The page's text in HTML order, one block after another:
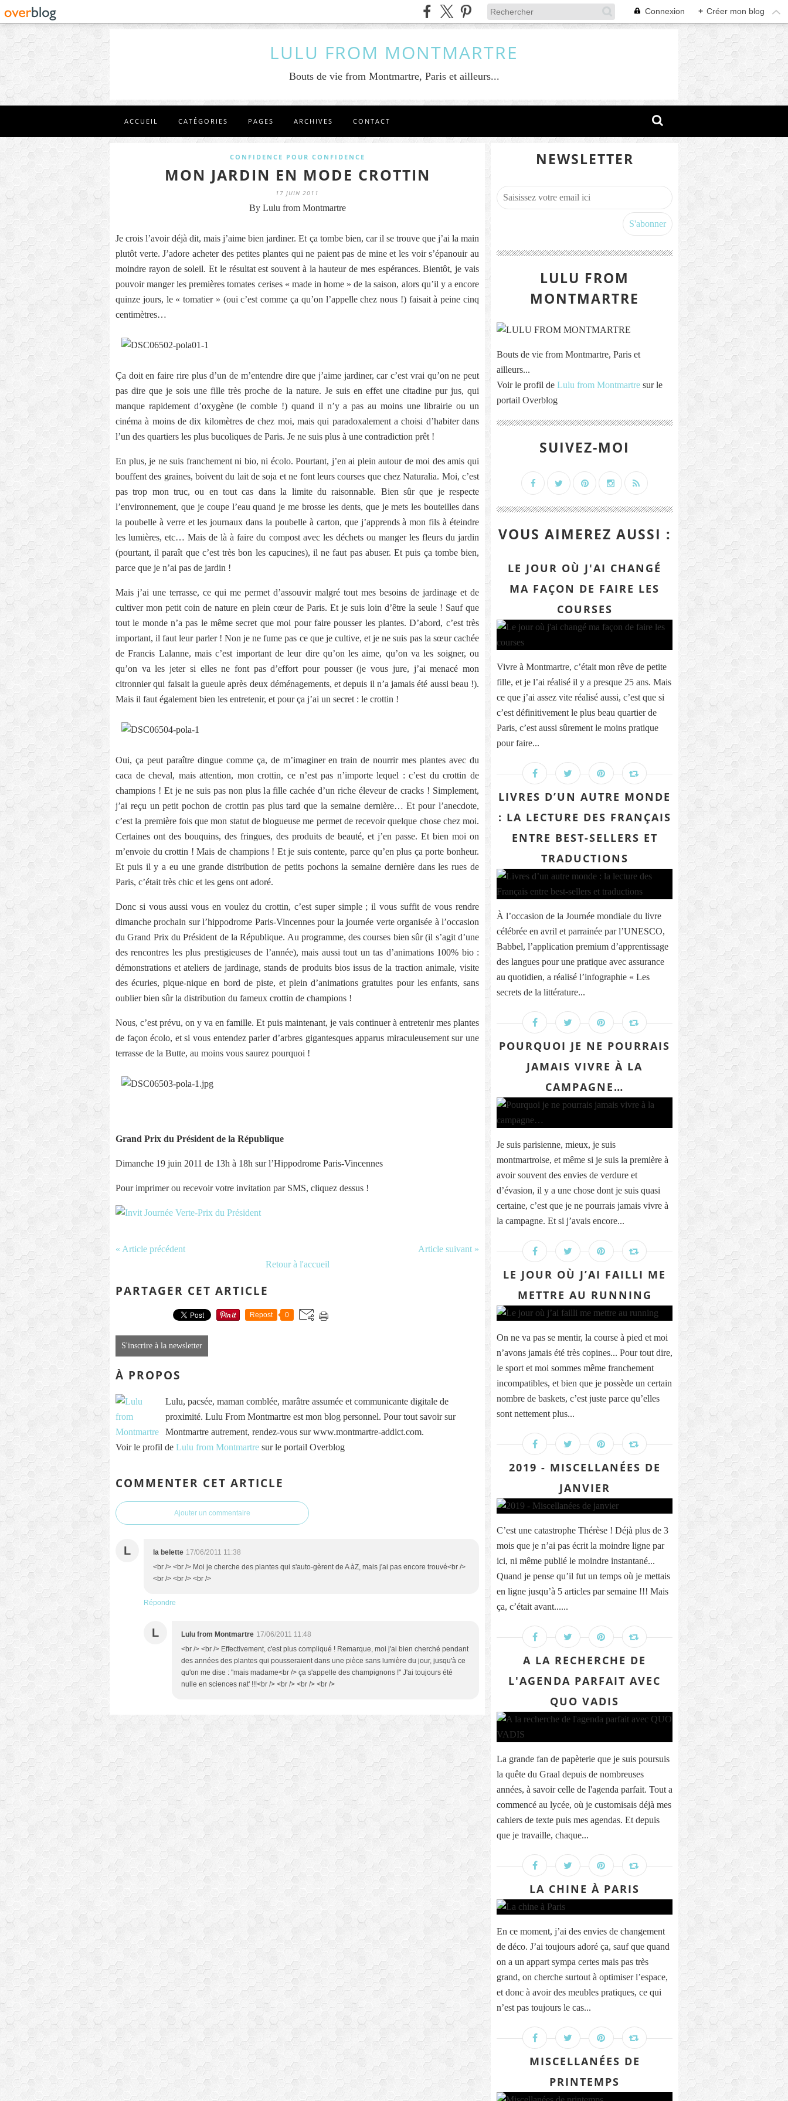
Connexion + Créer mon blog
LULU FROM MONTMARTRE
Bouts de vie from Montmartre, Paris et ailleurs...
ACCUEIL CATÉGORIES PAGES ARCHIVES CONTACT
CONFIDENCE POUR CONFIDENCE
MON JARDIN EN MODE CROTTIN
17 JUIN 2011
By Lulu from Montmartre
Je crois l’avoir déjà dit, mais j’aime bien jardiner. Et ça tombe bien, car il se trouve que j’ai la main
plutôt verte. J’adore acheter des petites plantes qui ne paient pas de mine et les voir s’épanouir au
moindre rayon de soleil. Et le résultat est souvent à la hauteur de mes espérances. Bientôt, je vais
pouvoir manger les premières tomates cerises « made in home » de la saison, alors qu’il y a encore
quinze jours, le « tomatier » (oui c’est comme ça qu’on l’appelle chez nous !) faisait à peine cinq
centimètres…
Ça doit en faire rire plus d’un de m’entendre dire que j’aime jardiner, car c’est vrai qu’on ne peut
pas dire que je sois une fille très proche de la nature. Je suis en effet une citadine pur jus, qui
manque rapidement d’oxygène (le comble !) quand il n’y a pas au moins une librairie ou un
cinéma à moins de dix kilomètres de chez moi, mais qui paradoxalement a choisi d’habiter dans
l’un des quartiers les plus bucoliques de Paris. Je ne suis plus à une contradiction prêt !
En plus, je ne suis franchement ni bio, ni écolo. Pourtant, j’en ai plein autour de moi des amis qui
bouffent des graines, boivent du lait de soja et ne font leurs courses que chez Naturalia. Moi, c’est
pas trop mon truc, ou en tout cas dans la limite du raisonnable. Bien sûr que je respecte
l’environnement, que je coupe l’eau quand je me brosse les dents, que je mets les bouteilles dans
la poubelle à verre et les journaux dans la poubelle à carton, que j’apprends à mon fils à éteindre
les lumières, etc… Mais de là à faire du compost avec les déchets ou manger les fleurs du jardin
(pourtant, il paraît que c’est très bon les capucines), il ne faut pas abuser. Et puis ça tombe bien,
parce que je n’ai pas de jardin !
Mais j’ai une terrasse, ce qui me permet d’assouvir malgré tout mes besoins de jardinage et de
cultiver mon petit coin de nature en plein cœur de Paris. Et je suis loin d’être la seule ! Sauf que
tout le monde n’a pas le même secret que moi pour faire pousser les plantes. D’abord, c’est très
important, il faut leur parler ! Non je ne fume pas ce que je cultive, et je ne suis pas la sœur cachée
de Francis Lalanne, mais c’est important de leur dire qu’on les aime, qu’on va les soigner, ou
qu’on va les jeter si elles ne font pas d’effort pour pousser (je vous jure, j’ai menacé mon
citronnier qui faisait la gueule après deux déménagements, et depuis il n’a jamais été aussi beau !).
Mais il faut également bien les entretenir, et pour ça j’ai un secret : le crottin !
Oui, ça peut paraître dingue comme ça, de m’imaginer en train de nourrir mes plantes avec du
caca de cheval, mais attention, mon crottin, ce n’est pas n’importe lequel : c’est du crottin de
champions ! Et je ne suis pas non plus la fille cachée d’un riche éleveur de cracks ! Simplement,
j’ai reçu un petit pochon de crottin pas plus tard que la semaine dernière… Et pour l’anecdote,
c’est la première fois que mon statut de blogueuse me permet de recevoir quelque chose chez moi.
Certaines ont des bouquins, des fringues, des produits de beauté, et j’en passe. Et bien moi on
m’envoie du crottin ! Mais de champions ! Et je suis contente, parce qu’en plus ça porte bonheur.
Et puis il y a eu une grande distribution de petits pochons la semaine dernière dans les rues de
Paris, c’était très chic et les gens ont adoré.
Donc si vous aussi vous en voulez du crottin, c’est super simple ; il vous suffit de vous rendre
dimanche prochain sur l’hippodrome Paris-Vincennes pour la journée verte organisée à l’occasion
du Grand Prix du Président de la République. Au programme, des courses bien sûr (il s’agit d’une
des rencontres les plus prestigieuses de l’année), mais aussi tout un tas d’animations 100% bio :
démonstrations et ateliers de jardinage, stands de produits bios issus de la traction animale, visite
des écuries, pique-nique en bord de piste, et plein d’animations gratuites pour les enfants, sans
oublier bien sûr la distribution du fameux crottin de champions !
Nous, c’est prévu, on y va en famille. Et puis maintenant, je vais continuer à entretenir mes plantes
de façon écolo, et si vous entendez parler d’arbres gigantesques apparus miraculeusement sur une
terrasse de la Butte, au moins vous saurez pourquoi !
Grand Prix du Président de la République
Dimanche 19 juin 2011 de 13h à 18h sur l’Hippodrome Paris-Vincennes
Pour imprimer ou recevoir votre invitation par SMS, cliquez dessus !
« Article précédent
Article suivant »
Retour à l'accueil
PARTAGER CET ARTICLE
Repost 0
S'inscrire à la newsletter
À PROPOS
Lulu, pacsée, maman comblée, marâtre assumée et communicante digitale de
proximité. Lulu From Montmartre est mon blog personnel. Pour tout savoir sur
Montmartre autrement, rendez-vous sur www.montmartre-addict.com.
Voir le profil de Lulu from Montmartre sur le portail Overblog
COMMENTER CET ARTICLE
Ajouter un commentaire
L la belette 17/06/2011 11:38
<br /> <br /> Moi je cherche des plantes qui s'auto-gèrent de A àZ, mais j'ai pas encore trouvé<br />
<br /> <br /> <br />
Répondre
L Lulu from Montmartre 17/06/2011 11:48
<br /> <br /> Effectivement, c'est plus compliqué ! Remarque, moi j'ai bien cherché pendant
des années des plantes qui pousseraient dans une pièce sans lumière du jour, jusqu'à ce
qu'on me dise : "mais madame<br /> ça s'appelle des champignons !" J'ai toujours été
nulle en sciences nat' !!!<br /> <br /> <br /> <br />
NEWSLETTER
LULU FROM
MONTMARTRE
Bouts de vie from Montmartre, Paris et
ailleurs...
Voir le profil de Lulu from Montmartre sur le
portail Overblog
SUIVEZ-MOI
VOUS AIMEREZ AUSSI :
LE JOUR OÙ J'AI CHANGÉ
MA FAÇON DE FAIRE LES
COURSES
Vivre à Montmartre, c’était mon rêve de petite
fille, et je l’ai réalisé il y a presque 25 ans. Mais
ce que j’ai assez vite réalisé aussi, c’est que si
c’est définitivement le plus beau quartier de
Paris, c’est aussi sûrement le moins pratique
pour faire...
LIVRES D’UN AUTRE MONDE
: LA LECTURE DES FRANÇAIS
ENTRE BEST-SELLERS ET
TRADUCTIONS
À l’occasion de la Journée mondiale du livre
célébrée en avril et parrainée par l’UNESCO,
Babbel, l’application premium d’apprentissage
des langues pour une pratique avec assurance
au quotidien, a réalisé l’infographie « Les
secrets de la littérature...
POURQUOI JE NE POURRAIS
JAMAIS VIVRE À LA
CAMPAGNE…
Je suis parisienne, mieux, je suis
montmartroise, et même si je suis la première à
avoir souvent des envies de verdure et
d’évasion, il y a une chose dont je suis quasi
certaine, c’est que je ne pourrais jamais vivre à
la campagne. Et si j’avais encore...
LE JOUR OÙ J’AI FAILLI ME
METTRE AU RUNNING
On ne va pas se mentir, la course à pied et moi
n’avons jamais été très copines... Pour tout dire,
le sport et moi sommes même franchement
incompatibles, et bien que je possède un certain
nombre de baskets, c’est juste parce qu’elles
sont nettement plus...
2019 - MISCELLANÉES DE
JANVIER
C’est une catastrophe Thérèse ! Déjà plus de 3
mois que je n’ai pas écrit la moindre ligne par
ici, ni même publié le moindre instantané...
Quand je pense qu’il fut un temps où je mettais
en ligne jusqu’à 5 articles par semaine !!! Mais
ça, c’était avant......
A LA RECHERCHE DE
L'AGENDA PARFAIT AVEC
QUO VADIS
La grande fan de papèterie que je suis poursuis
la quête du Graal depuis de nombreuses
années, à savoir celle de l'agenda parfait. Tout a
commencé au lycée, où je customisais déjà mes
cahiers de texte puis mes agendas. Et depuis
que je travaille, chaque...
LA CHINE À PARIS
En ce moment, j’ai des envies de changement
de déco. J’ai toujours adoré ça, sauf que quand
on a un appart sympa certes mais pas très
grand, on cherche surtout à optimiser l’espace,
et donc à avoir des meubles pratiques, ce qui
n’est pas toujours le cas...
MISCELLANÉES DE
PRINTEMPS